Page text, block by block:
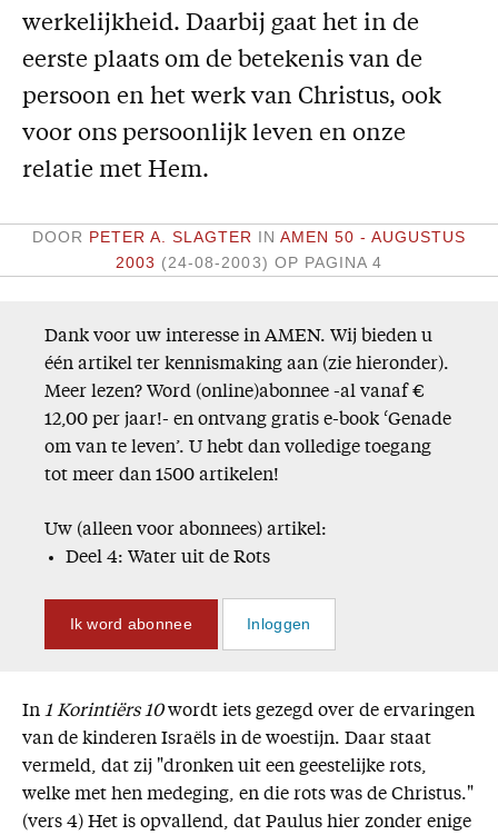
Missie
Service
En verder
Bijbelstudieagenda
werkelijkheid. Daarbij gaat het in de
eerste plaats om de betekenis van de
persoon en het werk van Christus, ook
voor ons persoonlijk leven en onze
relatie met Hem.
DOOR PETER A. SLAGTER INAMEN 50 - AUGUSTUS
2003 (24-08-2003) OP PAGINA 4
Dank voor uw interesse in AMEN. Wij bieden u
één artikel ter kennismaking aan (zie hieronder).
Meer lezen? Word (online)abonnee -al vanaf €
12,00 per jaar!- en ontvang gratis e-book ‘Genade
om van te leven’. U hebt dan volledige toegang
tot meer dan 1500 artikelen!
Uw (alleen voor abonnees) artikel:
Deel 4: Water uit de Rots
Ik word abonnee Inloggen
In 1 Korintiërs 10wordt iets gezegd over de ervaringen
van de kinderen Israëls in de woestijn. Daar staat
vermeld, dat zij "dronken uit een geestelijke rots,
welke met hen medeging, en die rots was de Christus."
(vers 4) Het is opvallend, dat Paulus hier zonder enige